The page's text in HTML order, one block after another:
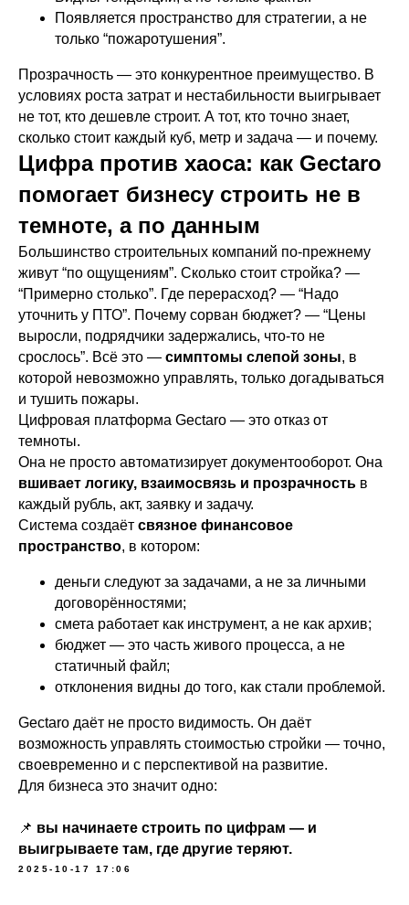
Появляется пространство для стратегии, а не
только “пожаротушения”.
Прозрачность — это конкурентное преимущество. В
условиях роста затрат и нестабильности выигрывает
не тот, кто дешевле строит. А тот, кто точно знает,
сколько стоит каждый куб, метр и задача — и почему.
Цифра против хаоса: как Gectaro
помогает бизнесу строить не в
темноте, а по данным
Большинство строительных компаний по-прежнему
живут “по ощущениям”. Сколько стоит стройка? —
“Примерно столько”. Где перерасход? — “Надо
уточнить у ПТО”. Почему сорван бюджет? — “Цены
выросли, подрядчики задержались, что-то не
срослось”. Всё это — симптомы слепой зоны, в
которой невозможно управлять, только догадываться
и тушить пожары.
Цифровая платформа Gectaro — это отказ от
темноты.
Она не просто автоматизирует документооборот. Она
вшивает логику, взаимосвязь и прозрачность в
каждый рубль, акт, заявку и задачу.
Система создаёт связное финансовое
пространство, в котором:
деньги следуют за задачами, а не за личными
договорённостями;
смета работает как инструмент, а не как архив;
бюджет — это часть живого процесса, а не
статичный файл;
отклонения видны до того, как стали проблемой.
Gectaro даёт не просто видимость. Он даёт
возможность управлять стоимостью стройки — точно,
своевременно и с перспективой на развитие.
Для бизнеса это значит одно:
📌 вы начинаете строить по цифрам — и
выигрываете там, где другие теряют.
2025-10-17 17:06